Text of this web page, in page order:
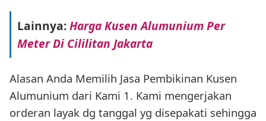
Lainnya:Harga Kusen Alumunium Per
Meter Di Cililitan Jakarta
Alasan Anda Memilih Jasa Pembikinan Kusen
Alumunium dari Kami 1. Kami mengerjakan
orderan layak dg tanggal yg disepakati sehingga